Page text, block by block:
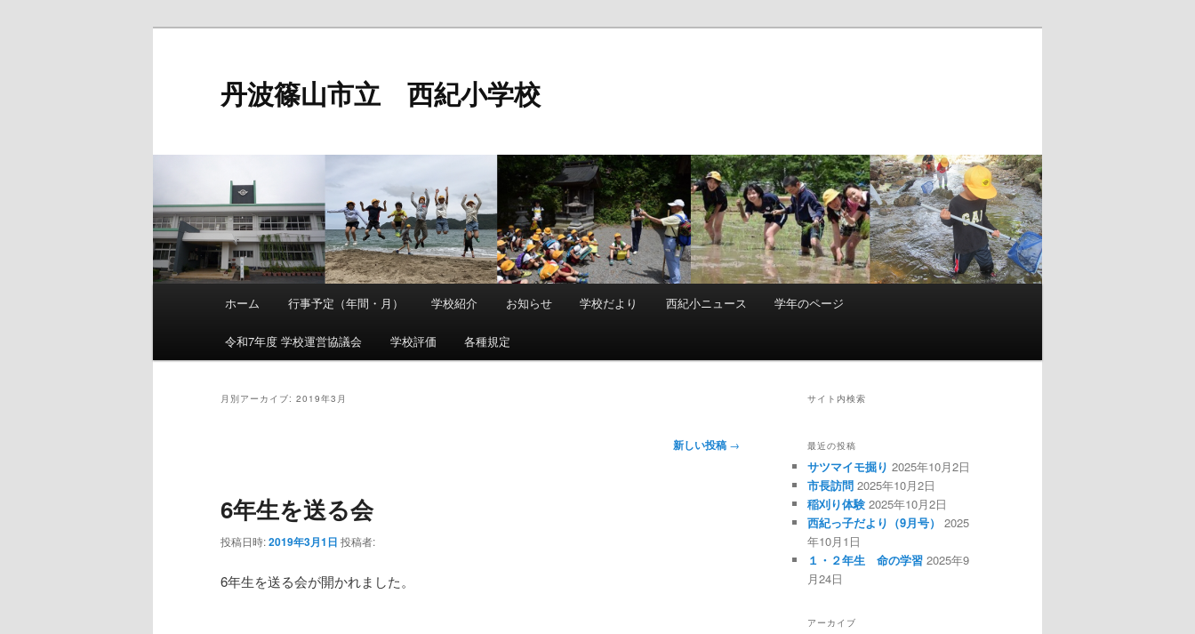
丹波篠山市立 西紀小学校
メ
メ
イ
ン
テ
サ
ブ
コ
ン
ホーム 行事予定（年間・月） 学校紹介 お知らせ 学校だより 西紀小ニュース 学年のページ
令和7年度 学校運営協議会 学校評価 各種規定
月別アーカイブ: 2019年3月
ビ
ー
シ
ョ
新しい投稿 →
6年生を送る会
投稿日時:2019年3月1日 投稿者:
6年生を送る会が開かれました。
サイト内検索
最近の投稿
サツマイモ掘り 2025年10月2日
市長訪問 2025年10月2日
稲刈り体験 2025年10月2日
西紀っ子だより（9月号）
2025
年10月1日
１・２年生 命の学習 2025年9
月24日
アーカイブ